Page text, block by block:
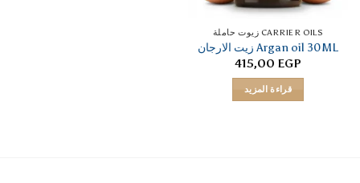
CARRIER OILS زيوت حاملة
Argan oil 30ML زيت الارجان
415,00 EGP
قراءة المزيد